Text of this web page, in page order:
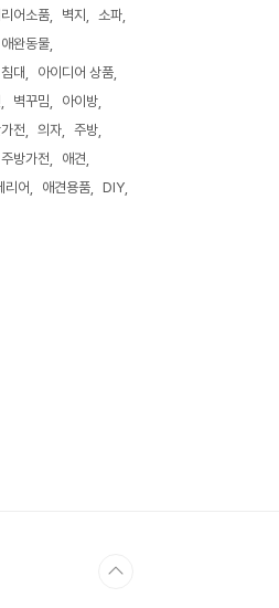
어소품 벽지
소파
애완동물
침대
아이디어 상품
벽꾸밈
아이방
전 의자
주방
주방가전
애견
리어 애견용품
DIY